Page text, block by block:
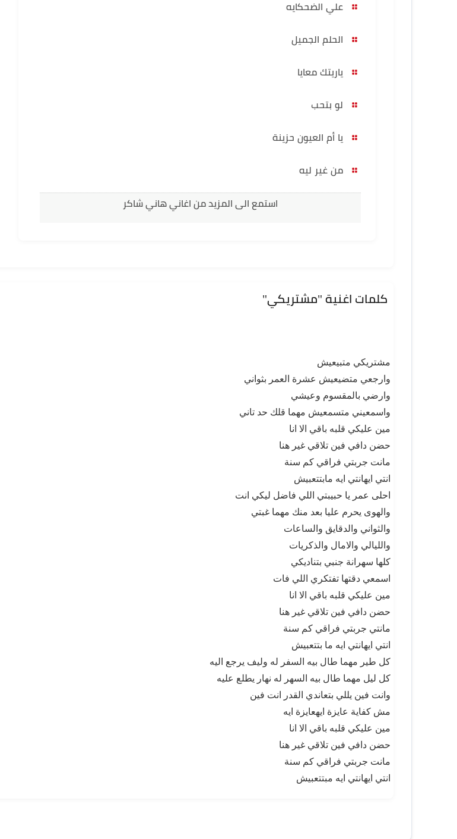
علي الضحكايه
الحلم الجميل
ياريتك معايا
لو بتحب
يا أم العيون حزينة
من غير ليه
استمع الى المزيد من اغاني هاني شاكر
كلمات اغنية "مشتريكي"
مشتريكي متبيعيش
وارجعي متضيعيش عشرة العمر بثواني
وارضي بالمقسوم وعيشي
واسمعيني متسمعيش مهما قلك حد تاني
مين عليكي قلبه باقي الا انا
حضن دافي فين تلاقي غير هنا
مانت جربتي فراقي كم سنة
انتي ايهانتي ايه مابتتعبيش
احلى عمر يا حبيبتي اللي فاضل ليكي انت
والهوى يحرم عليا بعد منك مهما غبتي
والثواني والدقايق والساعات
والليالي والامال والذكريات
كلها سهرانة جنبي بتناديكي
اسمعي دقتها تفتكري اللي فات
مين عليكي قلبه باقي الا انا
حضن دافي فين تلاقي غير هنا
مانتي جربتي فراقي كم سنة
انتي ايهانتي ايه ما بتتعبيش
كل طير مهما طال بيه السفر له وليف يرجع اليه
كل ليل مهما طال بيه السهر له نهار يطلع عليه
وانت فين يللي بتعاندي القدر انت فين
مش كفاية عايزة ايهعايزة ايه
مين عليكي قلبه باقي الا انا
حضن دافي فين تلاقي غير هنا
مانت جربتي فراقي كم سنة
انتي ايهانتي ايه مبتتعبيش